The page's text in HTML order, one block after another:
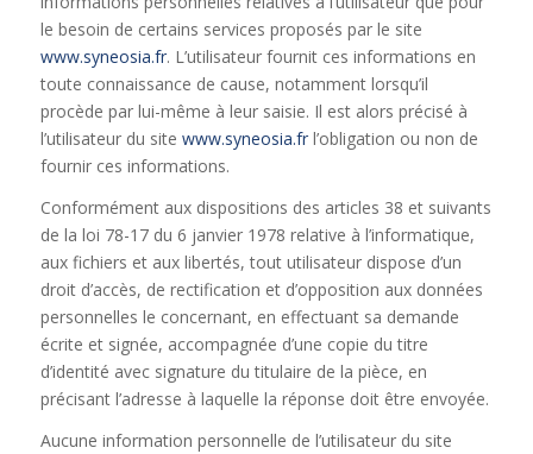
le besoin de certains services proposés par le site
www.syneosia.fr. L’utilisateur fournit ces informations en
toute connaissance de cause, notamment lorsqu’il
procède par lui-même à leur saisie. Il est alors précisé à
l’utilisateur du site www.syneosia.frl’obligation ou non de
fournir ces informations.
Conformément aux dispositions des articles 38 et suivants
de la loi 78-17 du 6 janvier 1978 relative à l’informatique,
aux fichiers et aux libertés, tout utilisateur dispose d’un
droit d’accès, de rectification et d’opposition aux données
personnelles le concernant, en effectuant sa demande
écrite et signée, accompagnée d’une copie du titre
d’identité avec signature du titulaire de la pièce, en
précisant l’adresse à laquelle la réponse doit être envoyée.
Aucune information personnelle de l’utilisateur du site